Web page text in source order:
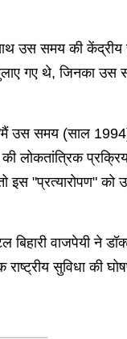
उस समय की केंद्रीय
बुलाए गए थे, जिनका
'मैं उस समय (साल
लोकतांत्रिक
इस "प्रत्यारोपण"
बिहारी वाजपेयी ने
सुविधा की